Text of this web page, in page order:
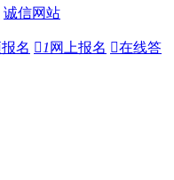
诚信网站
名  1 网上报名 在线答